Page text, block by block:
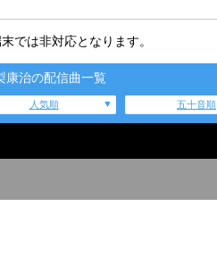
では非対応となります。
康治の配信曲一覧
人気順 五十音順